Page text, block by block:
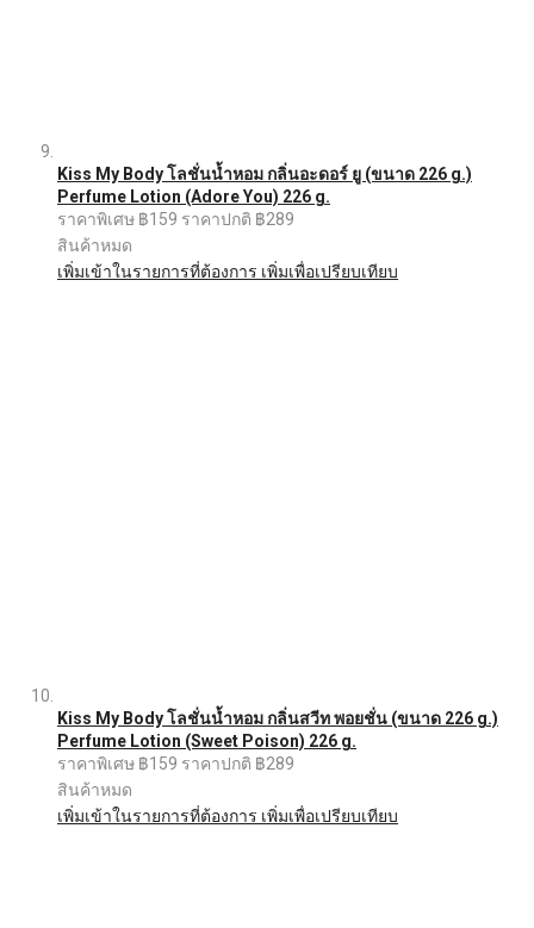
Kiss My Body โลชั่นน้ำหอม กลิ่นอะดอร์ ยู (ขนาด 226 g.)
Perfume Lotion (Adore You) 226 g.
ราคาพิเศษ ฿159 ราคาปกติ ฿289
สินค้าหมด
เพิ่มเข้าในรายการที่ต้องการ เพิ่มเพื่อเปรียบเทียบ
Kiss My Body โลชั่นน้ำหอม กลิ่นสวีท พอยชั่น (ขนาด 226 g.)
Perfume Lotion (Sweet Poison) 226 g.
ราคาพิเศษ ฿159 ราคาปกติ ฿289
สินค้าหมด
เพิ่มเข้าในรายการที่ต้องการ เพิ่มเพื่อเปรียบเทียบ